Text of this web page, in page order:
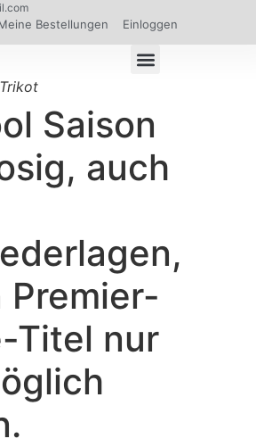
Bestellungen Einloggen
Saison
auch
Premier-
Titel nur